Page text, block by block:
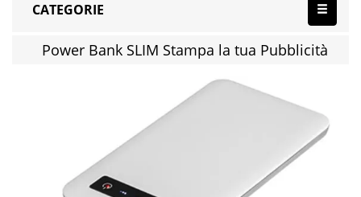
CATEGORIE
Power Bank SLIM Stampa la tua Pubblicità